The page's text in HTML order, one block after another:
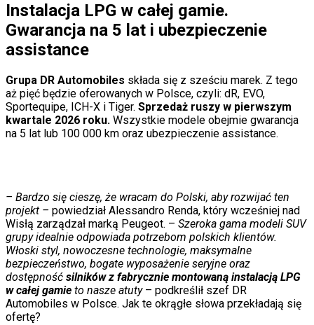
Aplikacje mobilne
Gry
Internet
Nauka
Sprzęt
Muzyka
Aktualności
Koncerty
Recenzje
Zapowiedzi
Sztuka
Teatr
Magia
Horoskopy
Numerologia
Sennik
Kody rabatowe
gazetaprawna.pl
Forsal.pl
INFOR.pl
Instalacja LPG w całej gamie.
Gwarancja na 5 lat i ubezpieczenie
assistance
Grupa DR Automobiles składa się z sześciu marek. Z tego
aż pięć będzie oferowanych w Polsce, czyli: dR, EVO,
Sportequipe, ICH-X i Tiger. Sprzedaż ruszy w pierwszym
kwartale 2026 roku. Wszystkie modele obejmie gwarancja
na 5 lat lub 100 000 km oraz ubezpieczenie assistance.
– Bardzo się cieszę, że wracam do Polski, aby rozwijać ten
projekt – powiedział Alessandro Renda, który wcześniej nad
Wisłą zarządzał marką Peugeot. – Szeroka gama modeli SUV
grupy idealnie odpowiada potrzebom polskich klientów.
Włoski styl, nowoczesne technologie, maksymalne
bezpieczeństwo, bogate wyposażenie seryjne oraz
dostępność silników z fabrycznie montowaną instalacją LPG
w całej gamie to nasze atuty– podkreślił szef DR
Automobiles w Polsce. Jak te okrągłe słowa przekładają się
ofertę?